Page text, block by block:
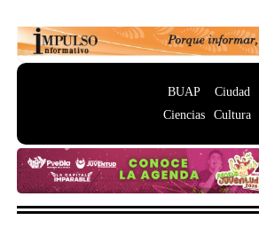
BUAP
Ciencias
Ciudad
Cultura